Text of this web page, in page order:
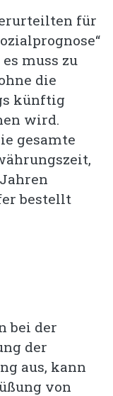
für
muss zu
die
künftig
wird.
gesamte
bestellt
bei der
der
aus, kann
von